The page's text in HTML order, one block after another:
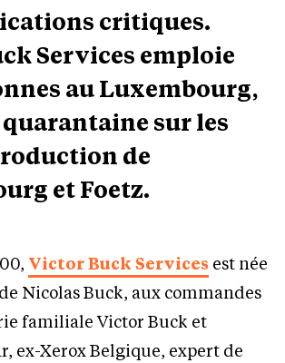
critiques.
Services emploie
au Luxembourg,
sur les
de
et Foetz.
Victor Buck Services est née
Nicolas Buck, aux commandes
familiale Victor Buck et
ex-Xerox Belgique, expert de